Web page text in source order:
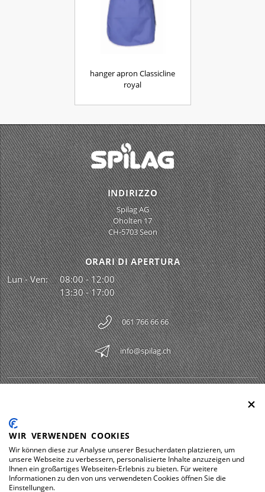
hanger apron Classicline
royal
INDIRIZZO
Spilag AG
Oholten 17
CH-5703 Seon
ORARI DI APERTURA
Lun - Ven:
08:00 - 12:00
13:30 - 17:00
061 766 66 66
info@spilag.ch
LEGAL
DOWNLOADS
WIR VERWENDEN COOKIES
Wir können diese zur Analyse unserer Besucherdaten platzieren, um
unsere Webseite zu verbessern, personalisierte Inhalte anzuzeigen und
Ihnen ein großartiges Webseiten-Erlebnis zu bieten. Für weitere
Informationen zu den von uns verwendeten Cookies öffnen Sie die
Einstellungen.